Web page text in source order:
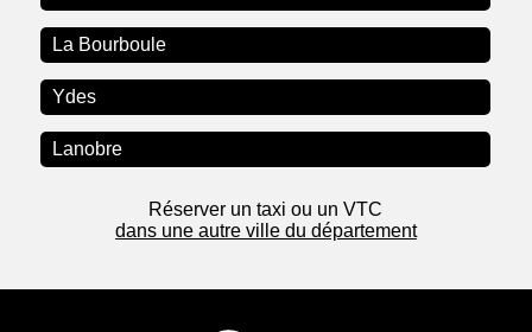
La Bourboule
Ydes
Lanobre
Réserver un taxi ou un VTC
dans une autre ville du département